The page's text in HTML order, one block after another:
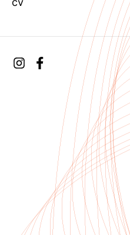
Instagramfacebook